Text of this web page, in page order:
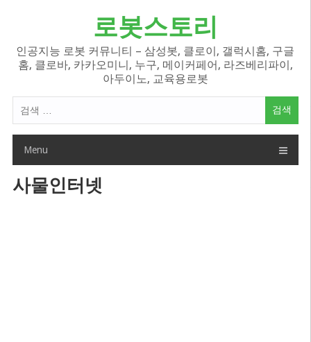
로봇스토리
인공지능 로봇 커뮤니티 – 삼성봇, 클로이, 갤럭시홈, 구글
홈, 클로바, 카카오미니, 누구, 메이커페어, 라즈베리파이,
아두이노, 교육용로봇
색
Menu
사물인터넷